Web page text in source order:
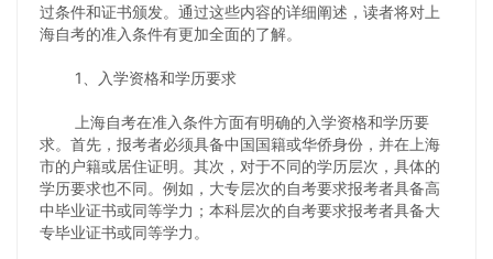
过条件和证书颁发。通过这些内容的详细阐述，读者将对上
海自考的准入条件有更加全面的了解。
1、入学资格和学历要求
上海自考在准入条件方面有明确的入学资格和学历要
求。首先，报考者必须具备中国国籍或华侨身份，并在上海
市的户籍或居住证明。其次，对于不同的学历层次，具体的
学历要求也不同。例如，大专层次的自考要求报考者具备高
中毕业证书或同等学力；本科层次的自考要求报考者具备大
专毕业证书或同等学力。